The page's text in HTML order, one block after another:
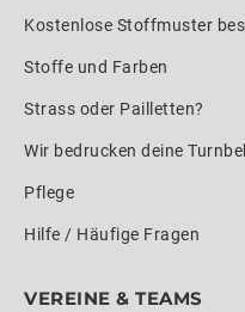
Kostenlose Stoffmuster
Stoffe und Farben
Strass oder Pailletten?
Wir bedrucken deine
Pflege
Hilfe / Häufige Fragen
VEREINE & TEAMS